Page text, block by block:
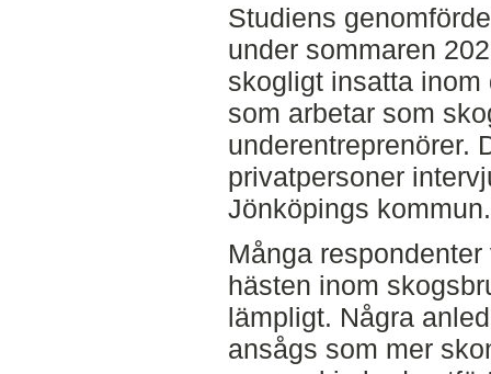
Studiens
under sommaren
skogligt insatta
som arbetar som
underentreprenörer.
privatpersoner
Jönköpings kommun.
Många
hästen inom
lämpligt. Några
ansågs som mer